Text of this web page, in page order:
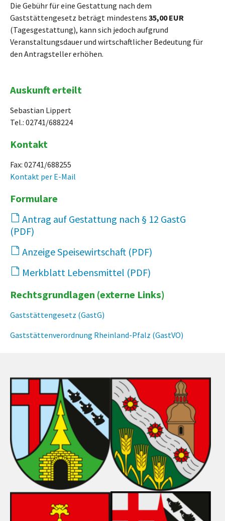
Die Gebühr für eine Gestattung nach dem
Gaststättengesetz beträgt mindestens 35,00 EUR
(Tagesgestattung), kann sich jedoch aufgrund
Veranstaltungsdauer und wirtschaftlicher Bedeutung für
den Antragsteller erhöhen.
Auskunft erteilt
Sebastian Lippert
Tel.: 02741/688224
Kontakt
Fax: 02741/688255
Kontakt per E-Mail
Formulare
Antrag auf Gestattung nach § 12 GastG
Anzeige Speisewirtschaft
Merkblatt Lebensmittel
Rechtsgrundlagen (externe Links)
Gaststättengesetz (GastG)
Gaststättenverordnung Rheinland-Pfalz (GastVO)